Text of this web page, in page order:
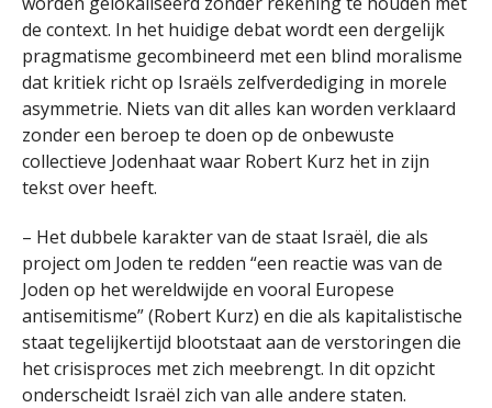
de context. In het huidige debat wordt een dergelijk
pragmatisme gecombineerd met een blind moralisme
dat kritiek richt op Israëls zelfverdediging in morele
asymmetrie. Niets van dit alles kan worden verklaard
zonder een beroep te doen op de onbewuste
collectieve Jodenhaat waar Robert Kurz het in zijn
tekst over heeft.
– Het dubbele karakter van de staat Israël, die als
project om Joden te redden “een reactie was van de
Joden op het wereldwijde en vooral Europese
antisemitisme” (Robert Kurz) en die als kapitalistische
staat tegelijkertijd blootstaat aan de verstoringen die
het crisisproces met zich meebrengt. In dit opzicht
onderscheidt Israël zich van alle andere staten.